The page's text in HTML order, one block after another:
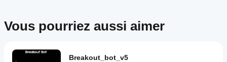
Vous pourriez aussi aimer
Breakout_bot_v5